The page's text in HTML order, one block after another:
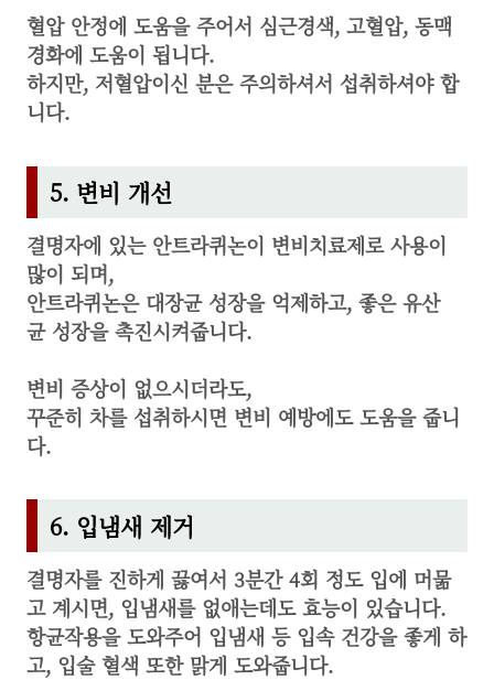
혈압 안정에 도움을 주어서 심근경색, 고혈압, 동맥
경화에 도움이 됩니다.
하지만, 저혈압이신 분은 주의하셔서 섭취하셔야 합
니다.
5. 변비 개선
결명자에 있는 안트라퀴논이 변비치료제로 사용이
많이 되며,
안트라퀴논은 대장균 성장을 억제하고, 좋은 유산
균 성장을 촉진시켜줍니다.
변비 증상이 없으시더라도,
꾸준히 차를 섭취하시면 변비 예방에도 도움을 줍니
다.
6. 입냄새 제거
결명자를 진하게 끓여서 3분간 4회 정도 입에 머묾
고 계시면, 입냄새를 없애는데도 효능이 있습니다.
항균작용을 도와주어 입냄새 등 입속 건강을 좋게 하
고, 입술 혈색 또한 맑게 도와줍니다.